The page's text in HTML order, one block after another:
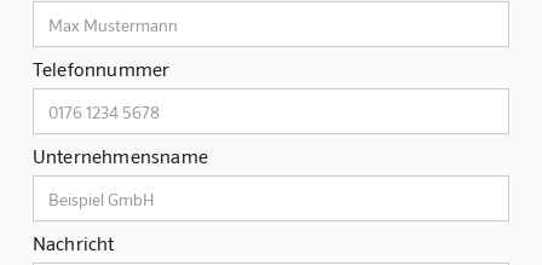
Telefonnummer
Unternehmensname
Nachricht